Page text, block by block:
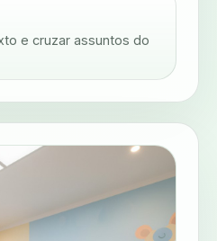
e cruzar assuntos do